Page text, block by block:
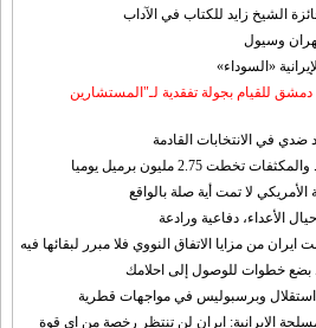
الشيخ زايد للكتاب في الآداب
وسيول
«السوداء»
دمشق للقيام بجولة تفقدية لـ"المستشارين
ضدي في الانتخابات القادمة
2.75 مليون برميل يوميا
لا تمت أية صلة بالواقع
الأعداء، دفاعية ورادعة
من مزايا الاتفاق النووي فلا مبرر لبقائها فيه
بضع خطوات للوصول إلى احلامك
استقلال وبرسبوليس في مواجهات قطرية
الايرانية: ايران لن تنتظر رخصة من اي قوة